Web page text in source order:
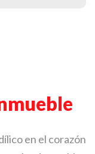
en el corazón